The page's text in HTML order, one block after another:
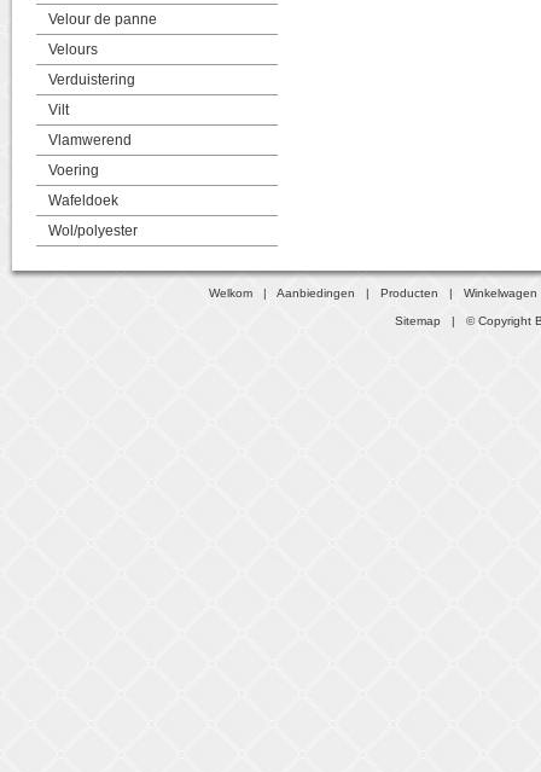
Velour de panne
Velours
Verduistering
Vilt
Vlamwerend
Voering
Wafeldoek
Wol/polyester
Welkom |Aanbiedingen |Producten |Winkelwagen
Sitemap | © Copyright